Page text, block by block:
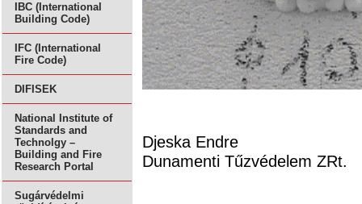
IBC (International
Building Code)
IFC (International
Fire Code)
DIFISEK
National Institute of
Standards and
Technolgy –
Building and Fire
Research Portal
Sugárvédelmi
Djeska Endre
Dunamenti Tűzvédelem ZRt.